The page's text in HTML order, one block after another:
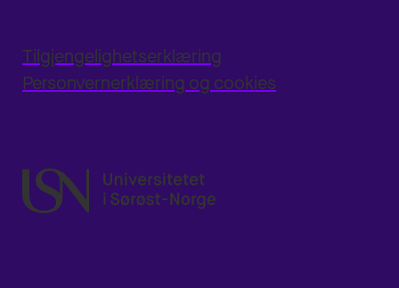
Tilgjengelighetserklæring
Personvernerklæring og cookies